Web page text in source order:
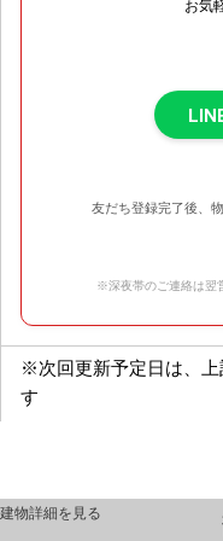
お気
友だち登録完了後、
※深夜帯のご連絡は翌
※次回更新予定日は、上
す
建物詳細を見る